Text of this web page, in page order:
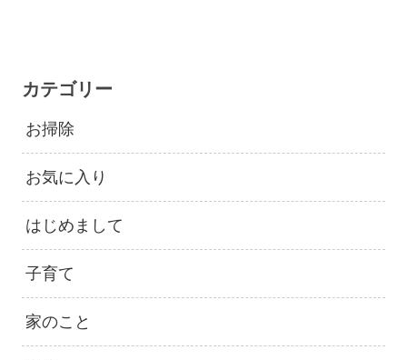
カテゴリー
お掃除
お気に入り
はじめまして
子育て
家のこと